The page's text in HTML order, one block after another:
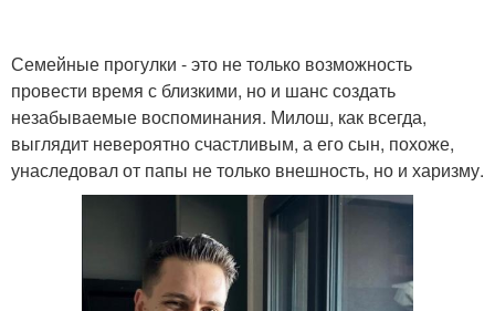
Семейные прогулки - это не только возможность
провести время с близкими, но и шанс создать
незабываемые воспоминания. Милош, как всегда,
выглядит невероятно счастливым, а его сын, похоже,
унаследовал от папы не только внешность, но и харизму.